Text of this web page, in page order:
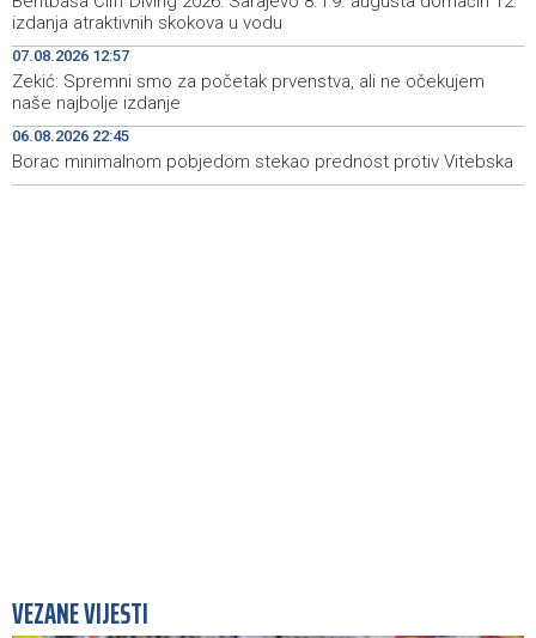
14:39
Za projekte održivog povratka iz budžeta BPK Goražde
izdvojeno 136.500 KM
14:38
Saudijska Arabija, Turska i Pakistan potpisali sporazum o
zajedničkoj odbrani
izdanja atraktivnih skokova u vodu
07.08.2026 12:57
Zekić: Spremni smo za početak prvenstva, ali ne očekujem
naše najbolje izdanje
06.08.2026 22:45
Borac minimalnom pobjedom stekao prednost protiv Vitebska
VEZANE VIJESTI